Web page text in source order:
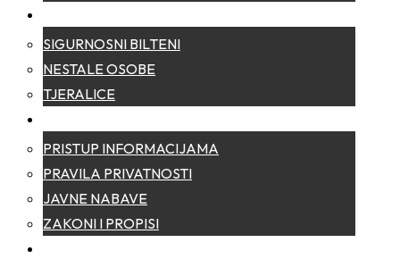
SIGURNOSNI BILTENI
NESTALE OSOBE
TJERALICE
PRISTUP INFORMACIJAMA
PRAVILA PRIVATNOSTI
JAVNE NABAVE
ZAKONI I PROPISI